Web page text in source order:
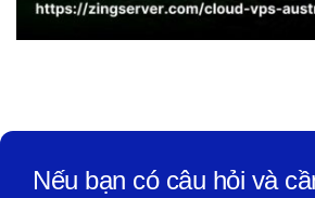
Nếu bạn có câu hỏi và